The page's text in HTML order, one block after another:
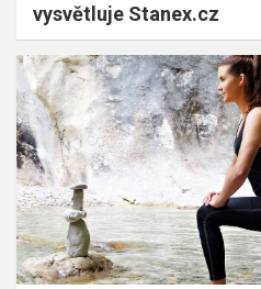
vysvětluje Stanex.cz